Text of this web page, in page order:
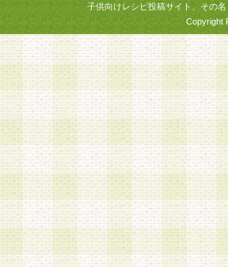
子供向けレシピ投稿サイト、その
Copyright